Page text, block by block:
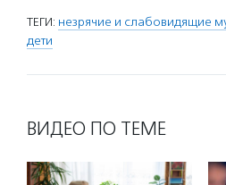
ТЕГИ: незрячие и слабовидящие
дети
ВИДЕО ПО ТЕМЕ